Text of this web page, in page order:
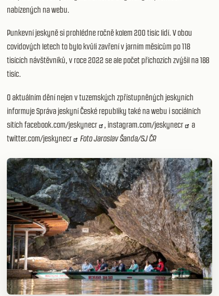
nabízených na webu.
Punkevní jeskyně si prohlédne ročně kolem 200 tisíc lidí. V obou
covidových letech to bylo kvůli zavření v jarním měsícům po 118
tisících návštěvníků, v roce 2022 se ale počet příchozích zvýšil na 188
tisíc.
O aktuálním dění nejen v tuzemských zpřístupněných jeskyních
informuje Správa jeskyní České republiky také na webu i sociálních
sítích facebook.com/jeskynecr , instagram.com/jeskynecr
a
twitter.com/jeskynecr
Foto Jaroslav Šanda/SJ ČR